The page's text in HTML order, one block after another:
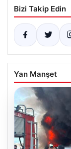
Bizi Takip Edin
Yan Manşet